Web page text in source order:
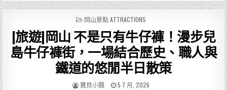
POSTED
岡山景點 ATTRACTIONS
[旅遊]岡山 不是只有牛仔褲！漫步兒
島牛仔褲街，一場結合歷史、職人與
鐵道的悠閒半日散策
AUTHOR:
寶貝小飄
PUBLISHED
5 7 月, 2026